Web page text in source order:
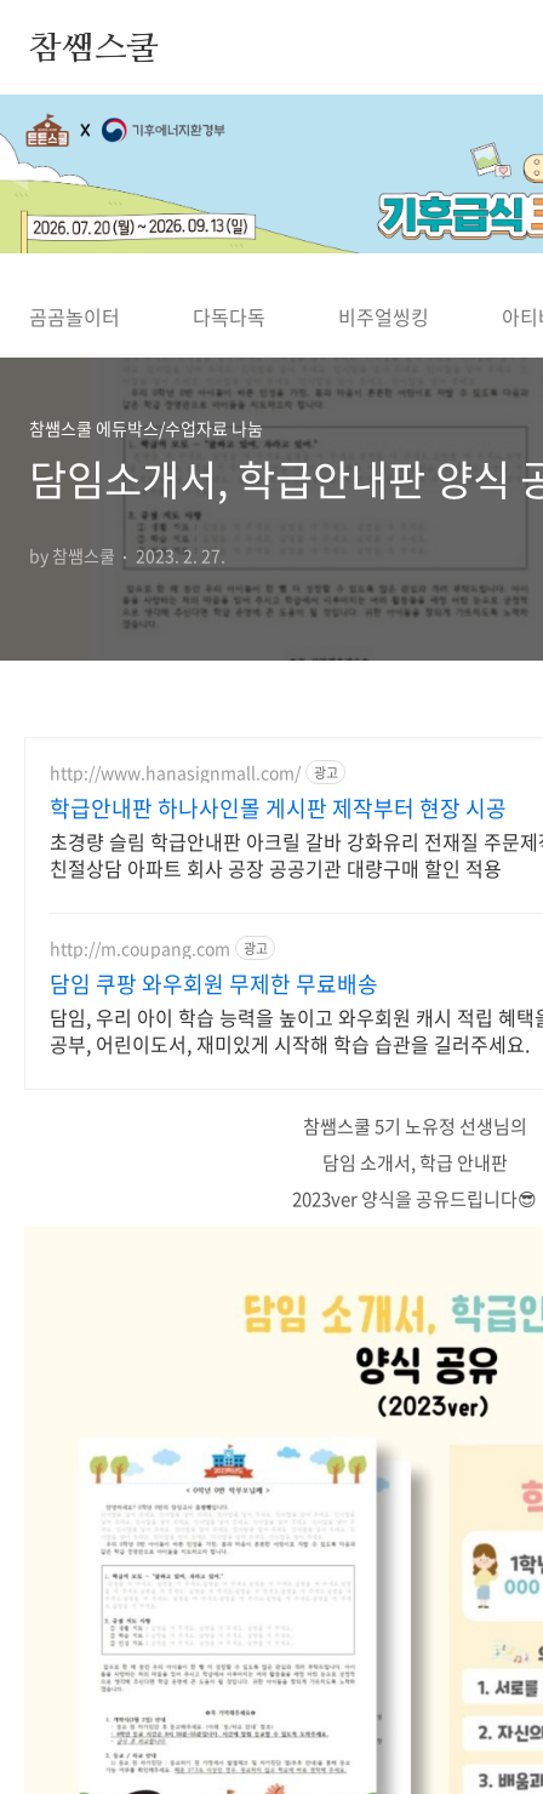
참쌤스쿨
◀
곰곰놀이터 다독다독 비주얼씽킹 아
참쌤스쿨 에듀박스/수업자료 나눔
담임소개서, 학급안내판 양식
by 참쌤스쿨 2023. 2. 27.
http://www.hanasignmall.com/ 광고
학급안내판 하나사인몰 게시판 제작부터 현장 시공
초경량 슬림 학급안내판 아크릴 갈바 강화유리 전재질 주문
친절상담 아파트 회사 공장 공공기관 대량구매 할인 적용
http://m.coupang.com 광고
담임 쿠팡 와우회원 무제한 무료배송
담임, 우리 아이 학습 능력을 높이고 와우회원 캐시 적립 혜
공부, 어린이도서, 재미있게 시작해 학습 습관을 길러주세요.
참쌤스쿨 5기 노유정 선생님의
담임 소개서, 학급 안내판
2023ver 양식을 공유드립니다😎